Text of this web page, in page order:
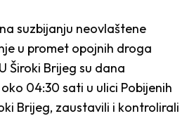
suzbijanju neovlaštene
u promet opojnih droga
Široki Brijeg su dana
04:30 sati u ulici Pobijenih
Brijeg, zaustavili i kontrolirali